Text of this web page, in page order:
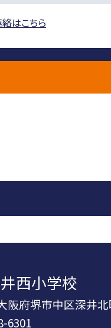
はこちら
西小学校
阪府堺市中区深井
6301